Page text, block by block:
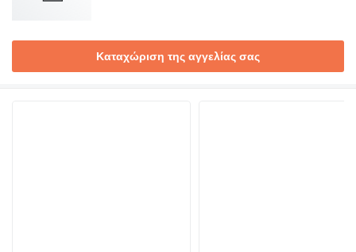
Καταχώριση της αγγελίας σας